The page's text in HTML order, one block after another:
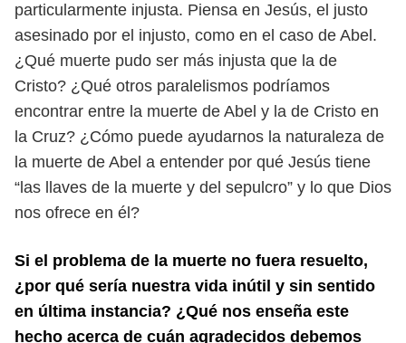
particularmente injusta. Piensa en Jesús, el justo
asesinado por el injusto, como en el caso de Abel.
¿Qué muerte pudo ser más injusta que la de
Cristo? ¿Qué otros paralelismos podríamos
encontrar entre la muerte de Abel y la de Cristo en
la Cruz? ¿Cómo puede ayudarnos la naturaleza de
la muerte de Abel a entender por qué Jesús tiene
“las llaves de la muerte y del sepulcro” y lo que Dios
nos ofrece en él?
Si el problema de la muerte no fuera resuelto,
¿por qué sería nuestra vida inútil y sin sentido
en última instancia? ¿Qué nos enseña este
hecho acerca de cuán agradecidos debemos